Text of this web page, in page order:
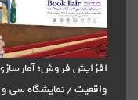
افزایش فروش؛
واقعیت / نمایشگاه سی